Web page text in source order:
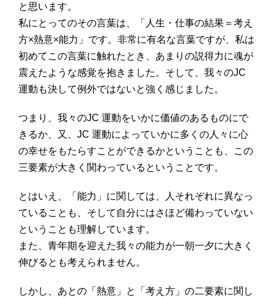
と思います。
私にとってのその言葉は、「人生・仕事の結果＝考え
方×熱意×能力」です。非常に有名な言葉ですが、私は
初めてこの言葉に触れたとき、あまりの説得力に魂が
震えたような感覚を抱きました。そして、我々のJC
運動も決して例外ではないと強く感じました。
つまり、我々のJC 運動をいかに価値のあるものにで
きるか、又、JC 運動によっていかに多くの人々に心
の幸せをもたらすことができるかということも、この
三要素が大きく関わっているということです。
とはいえ、「能力」に関しては、人それぞれに異なっ
ていることも、そして自分にはさほど備わっていない
ということも理解しています。
また、青年期を迎えた我々の能力が一朝一夕に大きく
伸びるとも考えられません。
しかし、あとの「熱意」と「考え方」の二要素に関し